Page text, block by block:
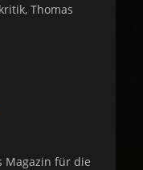
Thomas
Magazin für die